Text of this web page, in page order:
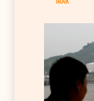
IRAK